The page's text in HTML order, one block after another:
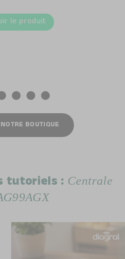
le produit
BOUTIQUE
tutoriels : Centrale